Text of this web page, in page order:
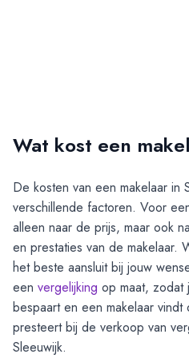
Wat kost een
De kosten van een makelaar in
verschillende factoren. Voor
alleen naar de prijs, maar ook
en prestaties van de makelaar.
het beste aansluit bij jouw
een vergelijking op maat, zodat
bespaart en een makelaar
presteert bij de verkoop van
Sleeuwijk.